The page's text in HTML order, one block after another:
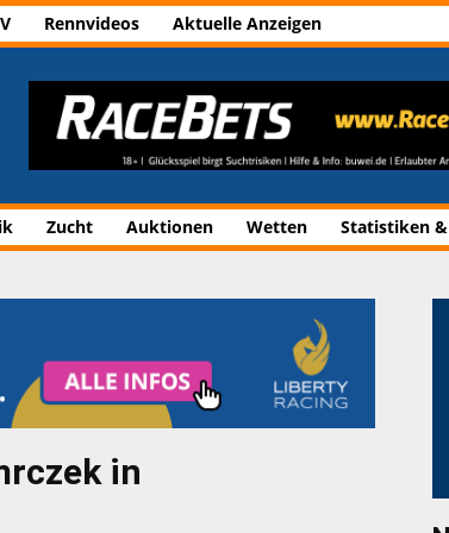
Rennvideos Aktuelle Anzeigen
Zucht Auktionen Wetten Statistiken
in